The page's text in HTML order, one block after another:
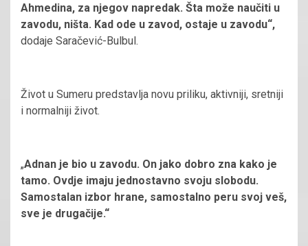
Ahmedina, za njegov napredak. Šta može naučiti u
zavodu, ništa. Kad ode u zavod, ostaje u zavodu“,
dodaje Saračević-Bulbul.
Život u Sumeru predstavlja novu priliku, aktivniji, sretniji
i normalniji život.
„Adnan je bio u zavodu. On jako dobro zna kako je
tamo. Ovdje imaju jednostavno svoju slobodu.
Samostalan izbor hrane, samostalno peru svoj veš,
sve je drugačije.“